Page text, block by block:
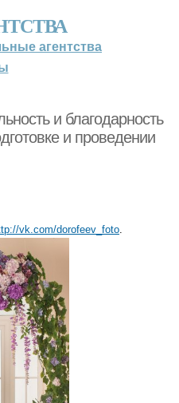
агентства
и благодарность
и проведении
vk.com/dorofeev_foto